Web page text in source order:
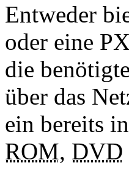
Entweder
oder eine
die
über das
ein bereits
ROM, DVD